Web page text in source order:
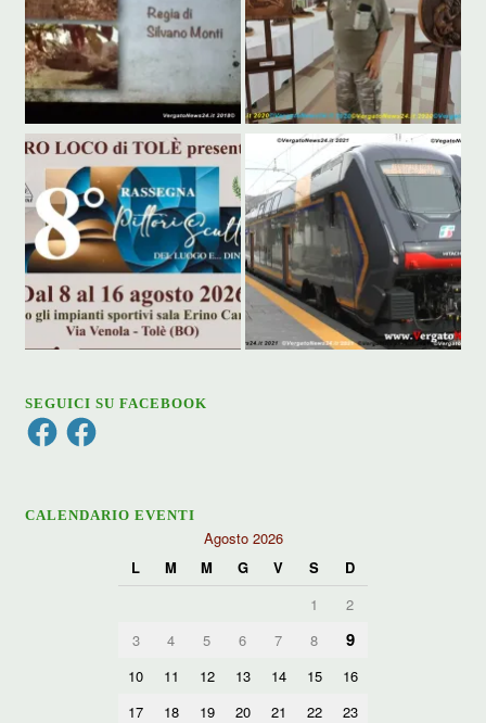
SEGUICI SU FACEBOOK
FacebookFacebook
CALENDARIO EVENTI
Agosto 2026
L
M M G V S
D
1
2
3
4 5 6 7 8 9
10 11 12 13 14 15
16
17
18 19 20 21 22
23